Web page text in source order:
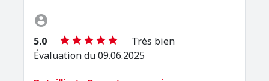
5.0
Très bien
Évaluation du 09.06.2025